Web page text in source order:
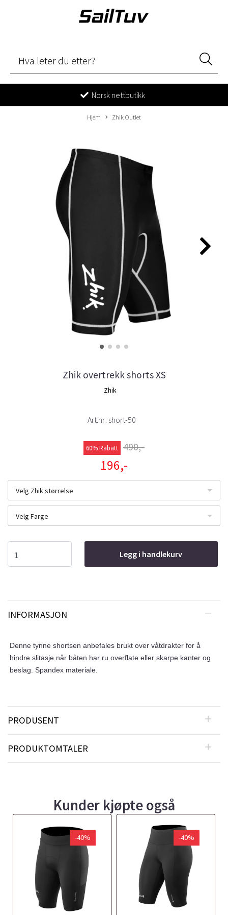
Norsk nettbutikk
Hjem Zhik Outlet
Zhik overtrekk shorts XS
Zhik
Art.nr: short-50
60% Rabatt 490,-
196,-
Velg Zhik størrelse
Velg Farge
Legg i handlekurv
INFORMASJON
Denne tynne shortsen anbefales brukt over våtdrakter for å
hindre slitasje når båten har ru overflate eller skarpe kanter og
beslag. Spandex materiale.
PRODUSENT
PRODUKTOMTALER
Kunder kjøpte også
-40% -40%